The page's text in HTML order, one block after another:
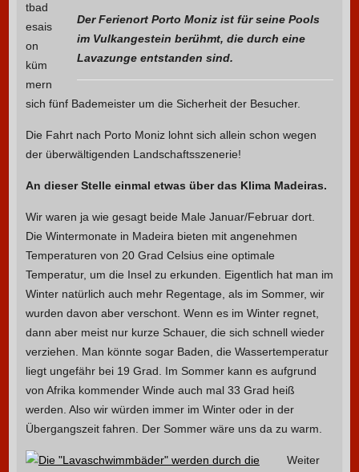
Der Ferienort Porto Moniz ist für seine Pools
im Vulkangestein berühmt, die durch eine
Lavazunge entstanden sind.
tbad
esais
on
küm
mern
sich fünf Bademeister um die Sicherheit der Besucher.
Die Fahrt nach Porto Moniz lohnt sich allein schon wegen
der überwältigenden Landschaftsszenerie!
An dieser Stelle einmal etwas über das Klima Madeiras.
Wir waren ja wie gesagt beide Male Januar/Februar dort.
Die Wintermonate in Madeira bieten mit angenehmen
Temperaturen von 20 Grad Celsius eine optimale
Temperatur, um die Insel zu erkunden. Eigentlich hat man im
Winter natürlich auch mehr Regentage, als im Sommer, wir
wurden davon aber verschont. Wenn es im Winter regnet,
dann aber meist nur kurze Schauer, die sich schnell wieder
verziehen. Man könnte sogar Baden, die Wassertemperatur
liegt ungefähr bei 19 Grad. Im Sommer kann es aufgrund
von Afrika kommender Winde auch mal 33 Grad heiß
werden. Also wir würden immer im Winter oder in der
Übergangszeit fahren. Der Sommer wäre uns da zu warm.
Weiter